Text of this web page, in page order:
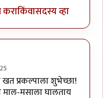
किंवासदस्य व्हा
प्रकल्पाला शुभेच्छा!
माल-मसाला घालताय